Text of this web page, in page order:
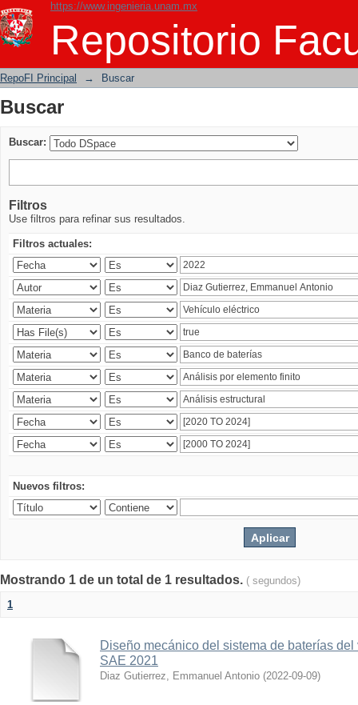
https://www.ingenieria.unam.mx
Repositorio
Buscar
RepoFI Principal → Buscar
Buscar
Buscar:
Filtros
Use filtros para refinar sus resultados.
Filtros actuales:
Nuevos filtros:
Mostrando 1 de un total de 1 resultados. ( segundos)
1
Diseño mecánico del sistema de baterías
SAE 2021
Diaz Gutierrez, Emmanuel Antonio (2022-09-09)